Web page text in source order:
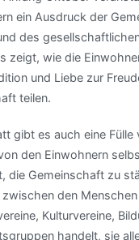
ein Ausdruck der
des
zeigt, wie die
und Liebe zur
teilen.
gibt es auch eine Fülle
den Einwohnern
die Gemeinschaft zu
den
Kulturvereine,
handelt, sie